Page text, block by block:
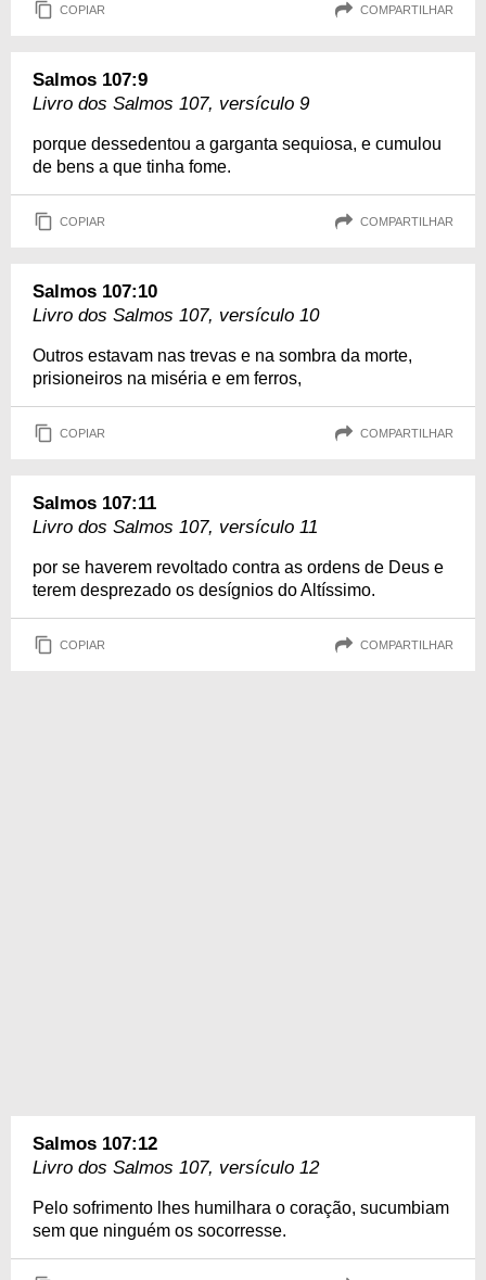
COPIAR COMPARTILHAR
Salmos 107:9
Livro dos Salmos 107, versículo 9
porque dessedentou a garganta sequiosa, e cumulou
de bens a que tinha fome.
COPIAR COMPARTILHAR
Salmos 107:10
Livro dos Salmos 107, versículo 10
Outros estavam nas trevas e na sombra da morte,
prisioneiros na miséria e em ferros,
COPIAR COMPARTILHAR
Salmos 107:11
Livro dos Salmos 107, versículo 11
por se haverem revoltado contra as ordens de Deus e
terem desprezado os desígnios do Altíssimo.
COPIAR COMPARTILHAR
Salmos 107:12
Livro dos Salmos 107, versículo 12
Pelo sofrimento lhes humilhara o coração, sucumbiam
sem que ninguém os socorresse.